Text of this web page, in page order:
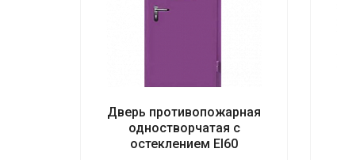
Дверь противопожарная
одностворчатая с
остеклением EI60